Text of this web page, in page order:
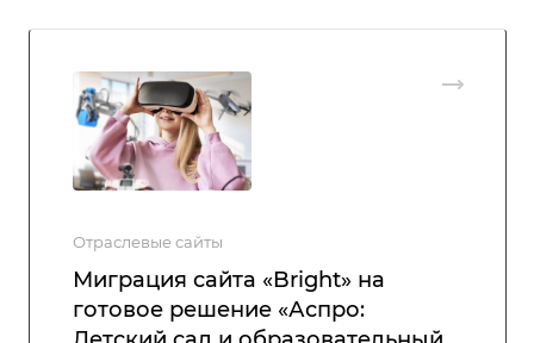
Отраслевые сайты
Миграция сайта «Bright» на
готовое решение «Аспро: